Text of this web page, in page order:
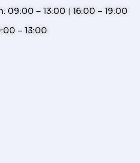
09:00 – 13:00 | 16:00 – 19:00
– 13:00